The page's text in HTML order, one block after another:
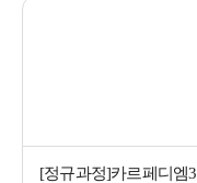
[정규과정]카르페디엠3